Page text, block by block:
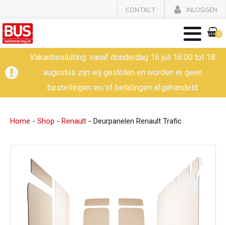
CONTACT INLOGGEN
0
Vakantiesluiting: vanaf donderdag 16 juli 16:00 tot 18
augustus zijn wij gesloten en worden er geen
bestellingen en/of betalingen afgehandeld
Home - Shop - Renault - Deurpanelen Renault Trafic